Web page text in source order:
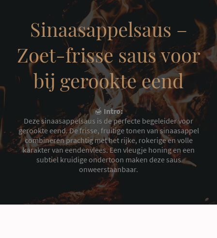
Sinaasappelsaus –
Zoet-frisse saus voor
bij gerookte eend
🍯 Intro:
Deze sinaasappelsaus is de perfecte begeleider voor
gerookte eend. De frisse, fruitige tonen van sinaasappel
combineren prachtig met het rijke, rokerige en volle
karakter van eendenvlees. Een vleugje honing en een
subtiel kruidige ondertoon maken deze saus
onweerstaanbaar.